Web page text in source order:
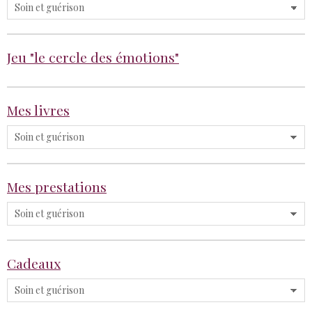
Jeu "le cercle des émotions"
Mes livres
Mes prestations
Cadeaux